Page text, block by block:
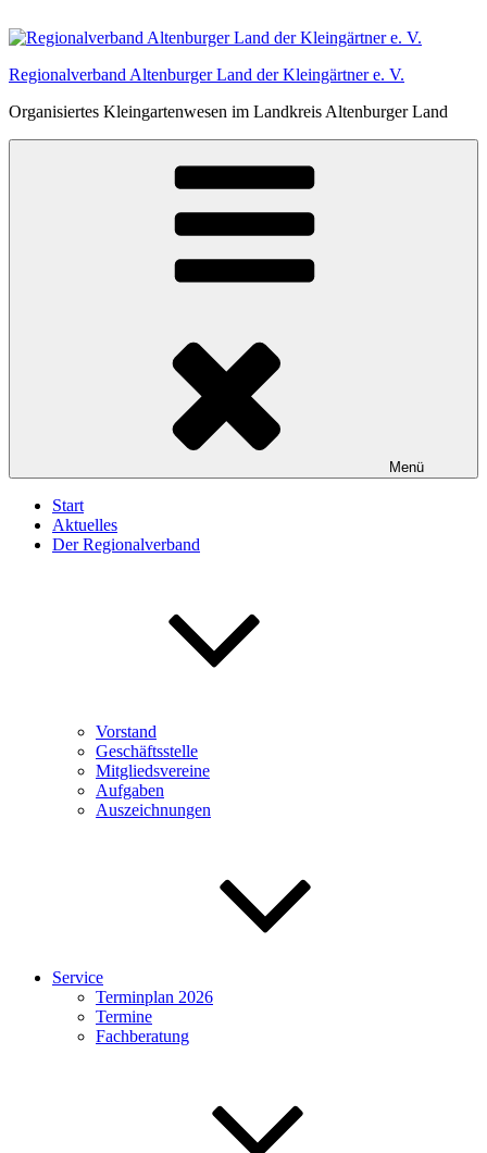
Inhalt
Regionalverband Altenburger Land der Kleingärtner e. V.
Organisiertes Kleingartenwesen im Landkreis Altenburger Land
Menü
Start
Aktuelles
Der Regionalverband
Vorstand
Geschäftsstelle
Mitgliedsvereine
Aufgaben
Auszeichnungen
Service
Terminplan 2026
Termine
Fachberatung